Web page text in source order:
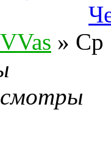
» Ср